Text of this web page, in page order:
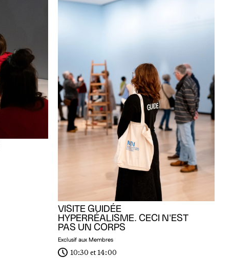
VISITE GUIDÉE
HYPERRÉALISME. CECI N'EST
PAS UN CORPS
Exclusif aux Membres
10:30 et 14:00